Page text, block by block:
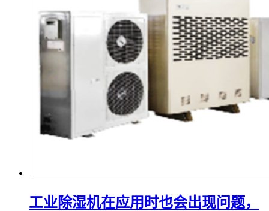
工业除湿机在应用时也会出现问题，